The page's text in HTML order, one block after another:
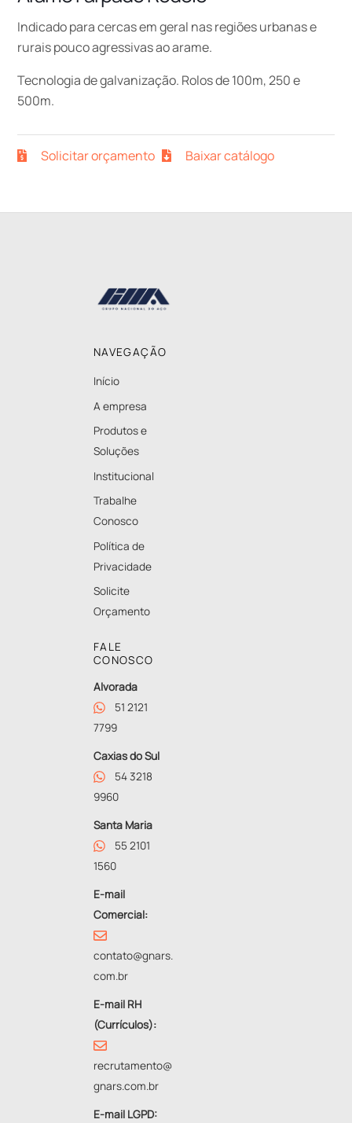
Indicado para cercas em geral nas regiões urbanas e
rurais pouco agressivas ao arame.
Tecnologia de galvanização. Rolos de 100m, 250 e
500m.
Solicitar orçamento Baixar catálogo
NAVEGAÇÃO
Início
A empresa
Produtos e
Soluções
Institucional
Trabalhe
Conosco
Política de
Privacidade
Solicite
Orçamento
FALE
CONOSCO
Alvorada
51 2121
7799
Caxias do Sul
54 3218
9960
Santa Maria
55 2101
1560
E-mail
Comercial:
contato@gnars.
com.br
E-mail RH
(Currículos):
recrutamento@
gnars.com.br
E-mail LGPD: